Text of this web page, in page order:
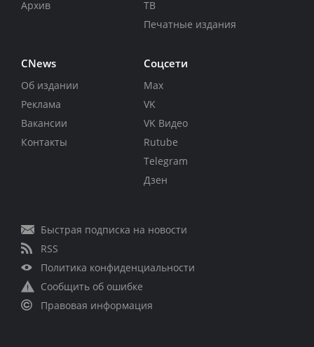
Архив
ТВ
Печатные издания
CNews
Об издании
Реклама
Вакансии
Контакты
Соцсети
Max
VK
VK Видео
Rutube
Telegram
Дзен
Быстрая подписка на новости
RSS
Политика конфиденциальности
Сообщить об ошибке
Правовая информация